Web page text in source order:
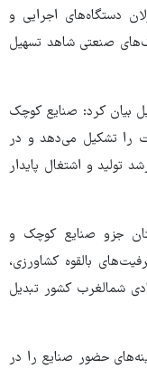
دستگاه‌های اجرایی و
صنعتی شاهد تسهیل
بیان کرد: صنایع کوچک
را تشکیل می‌دهد و در
تولید و اشتغال پایدار
جزو صنایع کوچک و
بالقوه‌ کشاورزی،
شمالغرب کشور تبدیل
حضور صنایع را در